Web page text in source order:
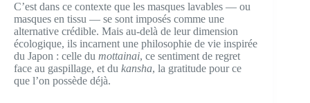
C’est dans ce contexte que les masques lavables — ou
masques en tissu — se sont imposés comme une
alternative crédible. Mais au-delà de leur dimension
écologique, ils incarnent une philosophie de vie inspirée
du Japon : celle du mottainai, ce sentiment de regret
face au gaspillage, et du kansha, la gratitude pour ce
que l’on possède déjà.